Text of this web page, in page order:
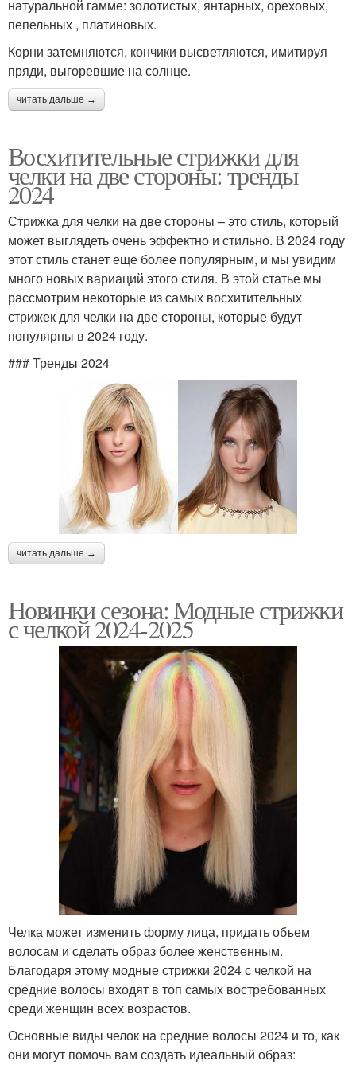
натуральной гамме: золотистых, янтарных, ореховых,
пепельных , платиновых.
Корни затемняются, кончики высветляются, имитируя
пряди, выгоревшие на солнце.
читать дальше →
Восхитительные стрижки для
челки на две стороны: тренды
2024
Стрижка для челки на две стороны – это стиль, который
может выглядеть очень эффектно и стильно. В 2024 году
этот стиль станет еще более популярным, и мы увидим
много новых вариаций этого стиля. В этой статье мы
рассмотрим некоторые из самых восхитительных
стрижек для челки на две стороны, которые будут
популярны в 2024 году.
### Тренды 2024
читать дальше →
Новинки сезона: Модные стрижки
с челкой 2024-2025
Челка может изменить форму лица, придать объем
волосам и сделать образ более женственным.
Благодаря этому модные стрижки 2024 с челкой на
средние волосы входят в топ самых востребованных
среди женщин всех возрастов.
Основные виды челок на средние волосы 2024 и то, как
они могут помочь вам создать идеальный образ: